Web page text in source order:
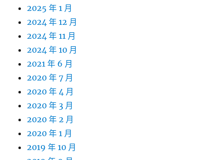
2025 年 1 月
2024 年 12 月
2024 年 11 月
2024 年 10 月
2021 年 6 月
2020 年 7 月
2020 年 4 月
2020 年 3 月
2020 年 2 月
2020 年 1 月
2019 年 10 月